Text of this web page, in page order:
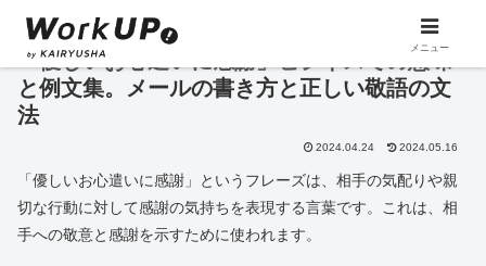
「優しいお心遣いに感謝」ビジネスでの意味
と例文集。メールの書き方と正しい敬語の文
法
2024.04.24 2024.05.16
「優しいお心遣いに感謝」というフレーズは、相手の気配りや親
切な行動に対して感謝の気持ちを表現する言葉です。これは、相
手への敬意と感謝を示すために使われます。
メニュー